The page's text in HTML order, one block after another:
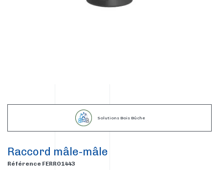
Solutions Bois Bûche
Raccord mâle-mâle
Référence FERRO1443